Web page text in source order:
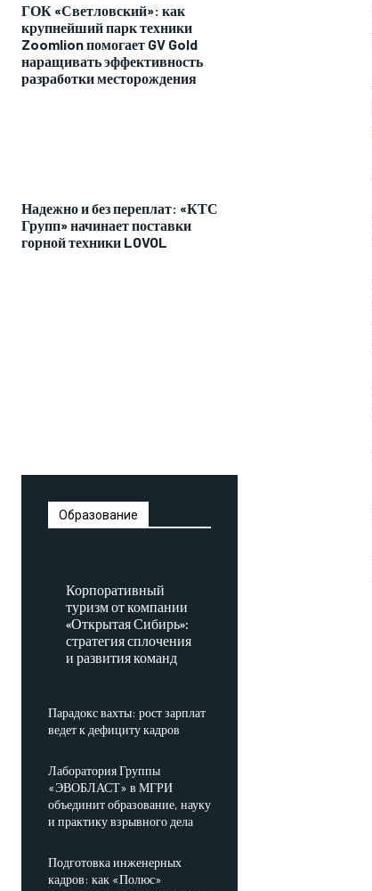
ГОК «Светловский»: как
крупнейший парк техники
Zoomlion помогает GV Gold
наращивать эффективность
разработки месторождения
Надежно и без переплат: «КТС
Групп» начинает поставки
горной техники LOVOL
Образование
Корпоративный
туризм от компании
«Открытая Сибирь»:
стратегия сплочения
и развития команд
Парадокс вахты: рост зарплат
ведет к дефициту кадров
Лаборатория Группы
«ЭВОБЛАСТ» в МГРИ
объединит образование, науку
и практику взрывного дела
Подготовка инженерных
кадров: как «Полюс»